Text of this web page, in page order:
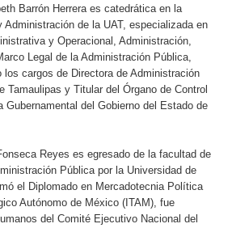
Barrón Herrera es catedrática en la
Administración de la UAT, especializada en
y Operacional, Administración,
Legal de la Administración Pública,
los cargos de Directora de Administración
Tamaulipas y Titular del Órgano de Control
Gubernamental del Gobierno del Estado de
Reyes es egresado de la facultad de
Pública por la Universidad de
el Diplomado en Mercadotecnia Política
Autónomo de México (ITAM), fue
del Comité Ejecutivo Nacional del